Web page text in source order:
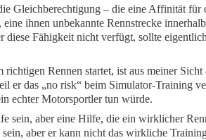
Gleichberechtigung – die eine Affinität für
ihnen unbekannte Rennstrecke
diese Fähigkeit nicht verfügt, sollte
Rennen startet, ist aus meiner Sicht
er das „no risk“ beim Simulator-Training
echter Motorsportler tun würde.
sein, aber eine Hilfe, die ein wirklicher
aber er kann nicht das wirkliche